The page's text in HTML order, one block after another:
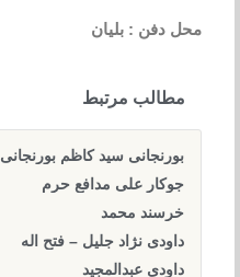
محل دفن : بلیان
مطالب مرتبط
بورنجانی سید کاظم بورنجانی
جوکار علی مدافع حرم
خرسند محمد
داودی نژاد جلیل – فتح اله
داودی عبدالمجید